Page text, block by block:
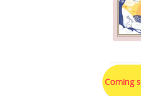
Coming